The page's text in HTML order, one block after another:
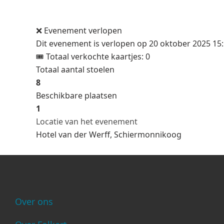
❌ Evenement verlopen
Dit evenement is verlopen op 20 oktober 2025
🎟 Totaal verkochte kaartjes: 0
Totaal aantal stoelen
8
Beschikbare plaatsen
1
Locatie van het evenement
Hotel van der Werff, Schiermonnikoog
Over ons